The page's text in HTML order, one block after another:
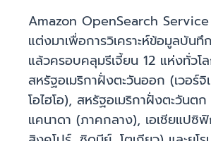
Amazon OpenSearch
แต่งมาเพื่อการวิเคราะห์ข้อมูลบันทึ
แล้วครอบคลุมรีเจี้ยน 12 แห่งทั่วโ
สหรัฐอเมริกาฝั่งตะวันออก (เวอร์จิ
โอไฮโอ), สหรัฐอเมริกาฝั่งตะวันต
แคนาดา (ภาคกลาง), เอเชียแปซิ